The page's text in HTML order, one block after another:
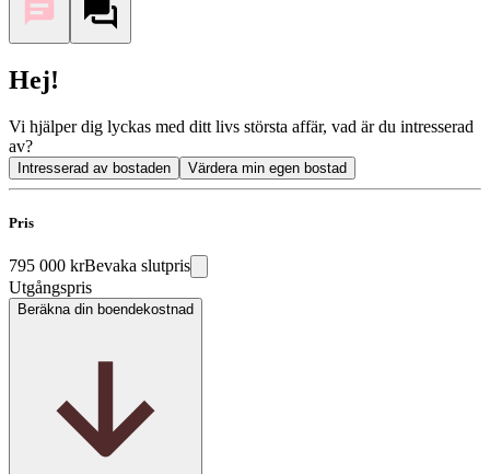
Hej!
Vi hjälper dig lyckas med ditt livs största affär, vad är du intresserad
av?
Intresserad av bostaden Värdera min egen bostad
Pris
795 000 krBevaka slutpris
Utgångspris
Beräkna din boendekostnad